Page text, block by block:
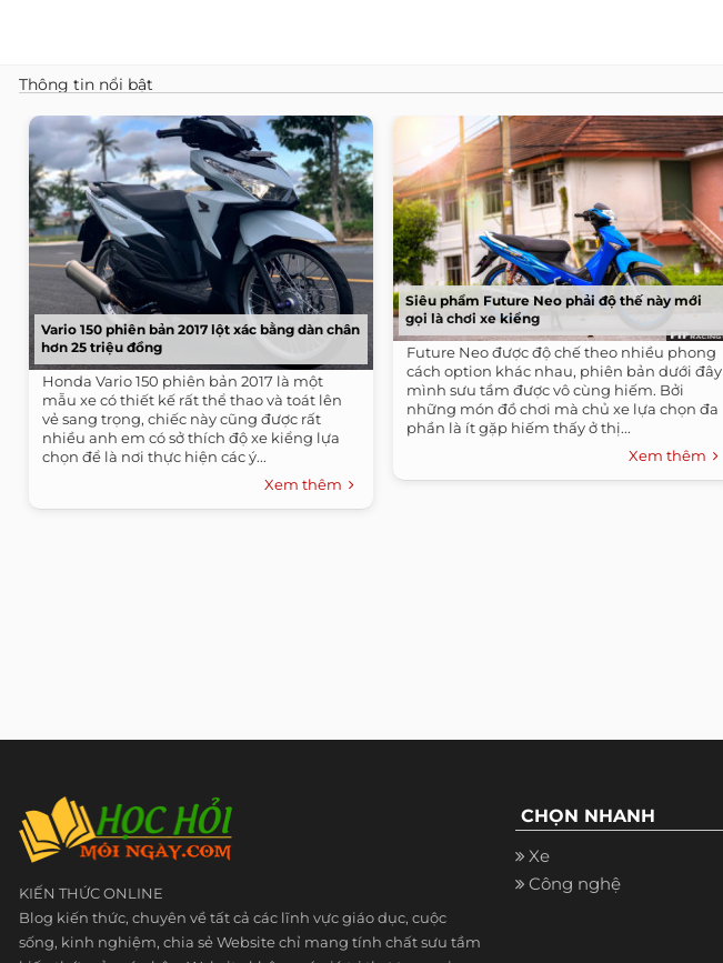
Thông tin nổi bật
Vario 150 phiên bản 2017 lột xác bằng dàn chân
hơn 25 triệu đồng
Honda Vario 150 phiên bản 2017 là một
mẫu xe có thiết kế rất thể thao và toát lên
vẻ sang trọng, chiếc này cũng được rất
nhiều anh em có sở thích độ xe kiểng lựa
chọn để là nơi thực hiện các ý...
Xem thêm
Siêu phẩm Future Neo phải độ thế này mới
gọi là chơi xe kiểng
Future Neo được độ chế theo nhiều phong
cách option khác nhau, phiên bản dưới đây
mình sưu tầm được vô cùng hiếm. Bởi
những món đồ chơi mà chủ xe lựa chọn đa
phần là ít gặp hiếm thấy ở thị...
Xem thêm
KIẾN THỨC ONLINE
Blog kiến thức, chuyên về tất cả các lĩnh vực giáo dục, cuộc
sống, kinh nghiệm, chia sẻ Website chỉ mang tính chất sưu tầm
CHỌN NHANH
Xe
Công nghệ